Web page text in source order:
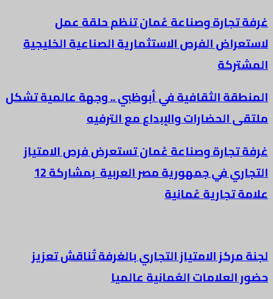
غرفة تجارة وصناعة عُمان تنظم حلقة عمل
لاستعراض الفرص الاستثمارية الصناعية الخليجية
المشتركة
المنطقة الثقافية في أبوظبي .. وجهة عالمية تشكل
ملتقى الحضارات والإبداع مع الترفيه
غرفة تجارة وصناعة عُمان تستعرض فرص الامتياز
التجاري في جمهورية مصر العربية بمشاركة 12
علامة تجارية عُمانية
لجنة مركز الامتياز التجاري بالغرفة تُناقش تعزيز
حضور العلامات العُمانية عالميا